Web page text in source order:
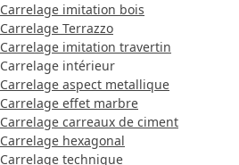
Carrelage imitation bois
Carrelage Terrazzo
Carrelage imitation travertin
Carrelage intérieur
Carrelage aspect metallique
Carrelage effet marbre
Carrelage carreaux de ciment
Carrelage hexagonal
Carrelage technique